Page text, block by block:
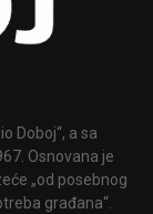
Doboj“, a sa
Osnovana je
„od posebnog
građana“.